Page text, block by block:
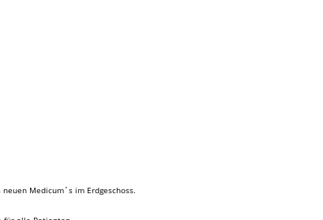
Medicum´s im Erdgeschoss.